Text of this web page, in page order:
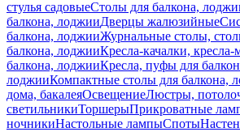
стулья садовыеСтолы для балкона,
балкона, лоджииДверцы жалюзийные
балкона, лоджииЖурнальные столы,
балкона, лоджииКресла-качалки, кресла-
балкона, лоджииКресла, пуфы для
лоджииКомпактные столы для балкона,
дома, бакалеяОсвещениеЛюстры,
светильникиТоршерыПрикроватные
ночникиНастольные лампыСпоты